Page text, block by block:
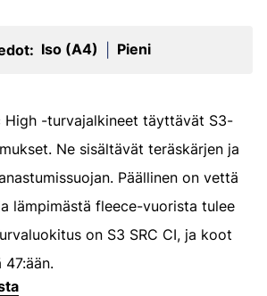
Iso (A4) Pieni
High -turvajalkineet täyttävät S3-
Ne sisältävät teräskärjen ja
Päällinen on vettä
lämpimästä fleece-vuorista tulee
on S3 SRC CI, ja koot